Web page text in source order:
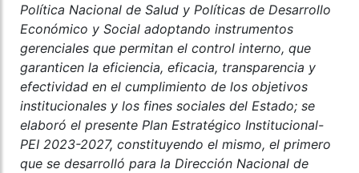
Política Nacional de Salud y Políticas de Desarrollo
Económico y Social adoptando instrumentos
gerenciales que permitan el control interno, que
garanticen la eficiencia, eficacia, transparencia y
efectividad en el cumplimiento de los objetivos
institucionales y los fines sociales del Estado; se
elaboró el presente Plan Estratégico Institucional-
PEI 2023-2027, constituyendo el mismo, el primero
que se desarrolló para la Dirección Nacional de